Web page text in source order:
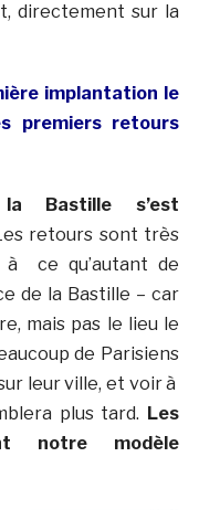
directement sur la
implantation le
premiers retours
Bastille s’est
retours sont très
à ce qu’autant de
de la Bastille – car
mais pas le lieu le
de Parisiens
leur ville, et voir à
plus tard. Les
notre modèle